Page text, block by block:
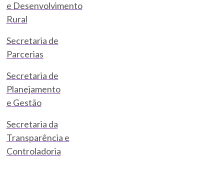
e Desenvolvimento
Rural
Secretaria de
Parcerias
Secretaria de
Planejamento
e Gestão
Secretaria da
Transparência e
Controladoria